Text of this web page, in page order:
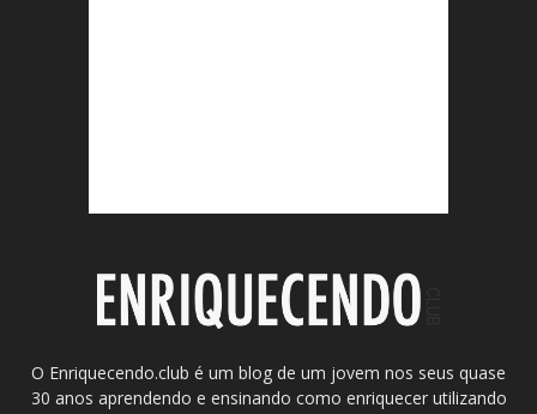
O Enriquecendo.club é um blog de um jovem nos seus quase
30 anos aprendendo e ensinando como enriquecer utilizando